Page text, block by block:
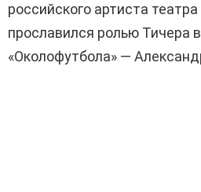
российского артиста
прославился ролью Тичера
«Околофутбола» —